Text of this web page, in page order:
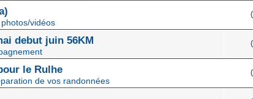
vidéos
debut juin 56KM
le Rulhe
de vos randonnées